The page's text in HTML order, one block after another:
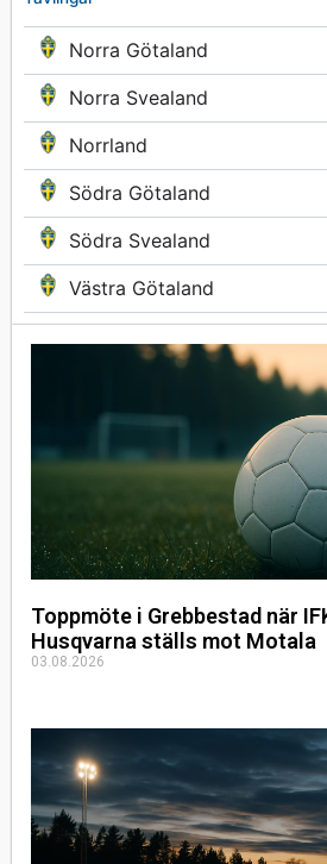
Norra Götaland
Norra Svealand
Norrland
Södra Götaland
Södra Svealand
Västra Götaland
Toppmöte i Grebbestad när
Husqvarna ställs mot Motala
03.08.2026